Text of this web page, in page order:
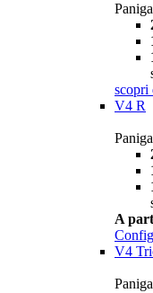
scopri
V4 R
A
V4